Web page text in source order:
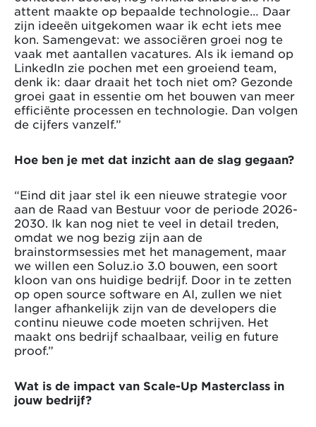
attent maakte op bepaalde technologie… Daar
zijn ideeën uitgekomen waar ik echt iets mee
kon. Samengevat: we associëren groei nog te
vaak met aantallen vacatures. Als ik iemand op
LinkedIn zie pochen met een groeiend team,
denk ik: daar draait het toch niet om? Gezonde
groei gaat in essentie om het bouwen van meer
efficiënte processen en technologie. Dan volgen
de cijfers vanzelf.”
Hoe ben je met dat inzicht aan de slag gegaan?
“Eind dit jaar stel ik een nieuwe strategie voor
aan de Raad van Bestuur voor de periode 2026-
2030. Ik kan nog niet te veel in detail treden,
omdat we nog bezig zijn aan de
brainstormsessies met het management, maar
we willen een Soluz.io 3.0 bouwen, een soort
kloon van ons huidige bedrijf. Door in te zetten
op open source software en AI, zullen we niet
langer afhankelijk zijn van de developers die
continu nieuwe code moeten schrijven. Het
maakt ons bedrijf schaalbaar, veilig en future
proof.”
Wat is de impact van Scale-Up Masterclass in
jouw bedrijf?